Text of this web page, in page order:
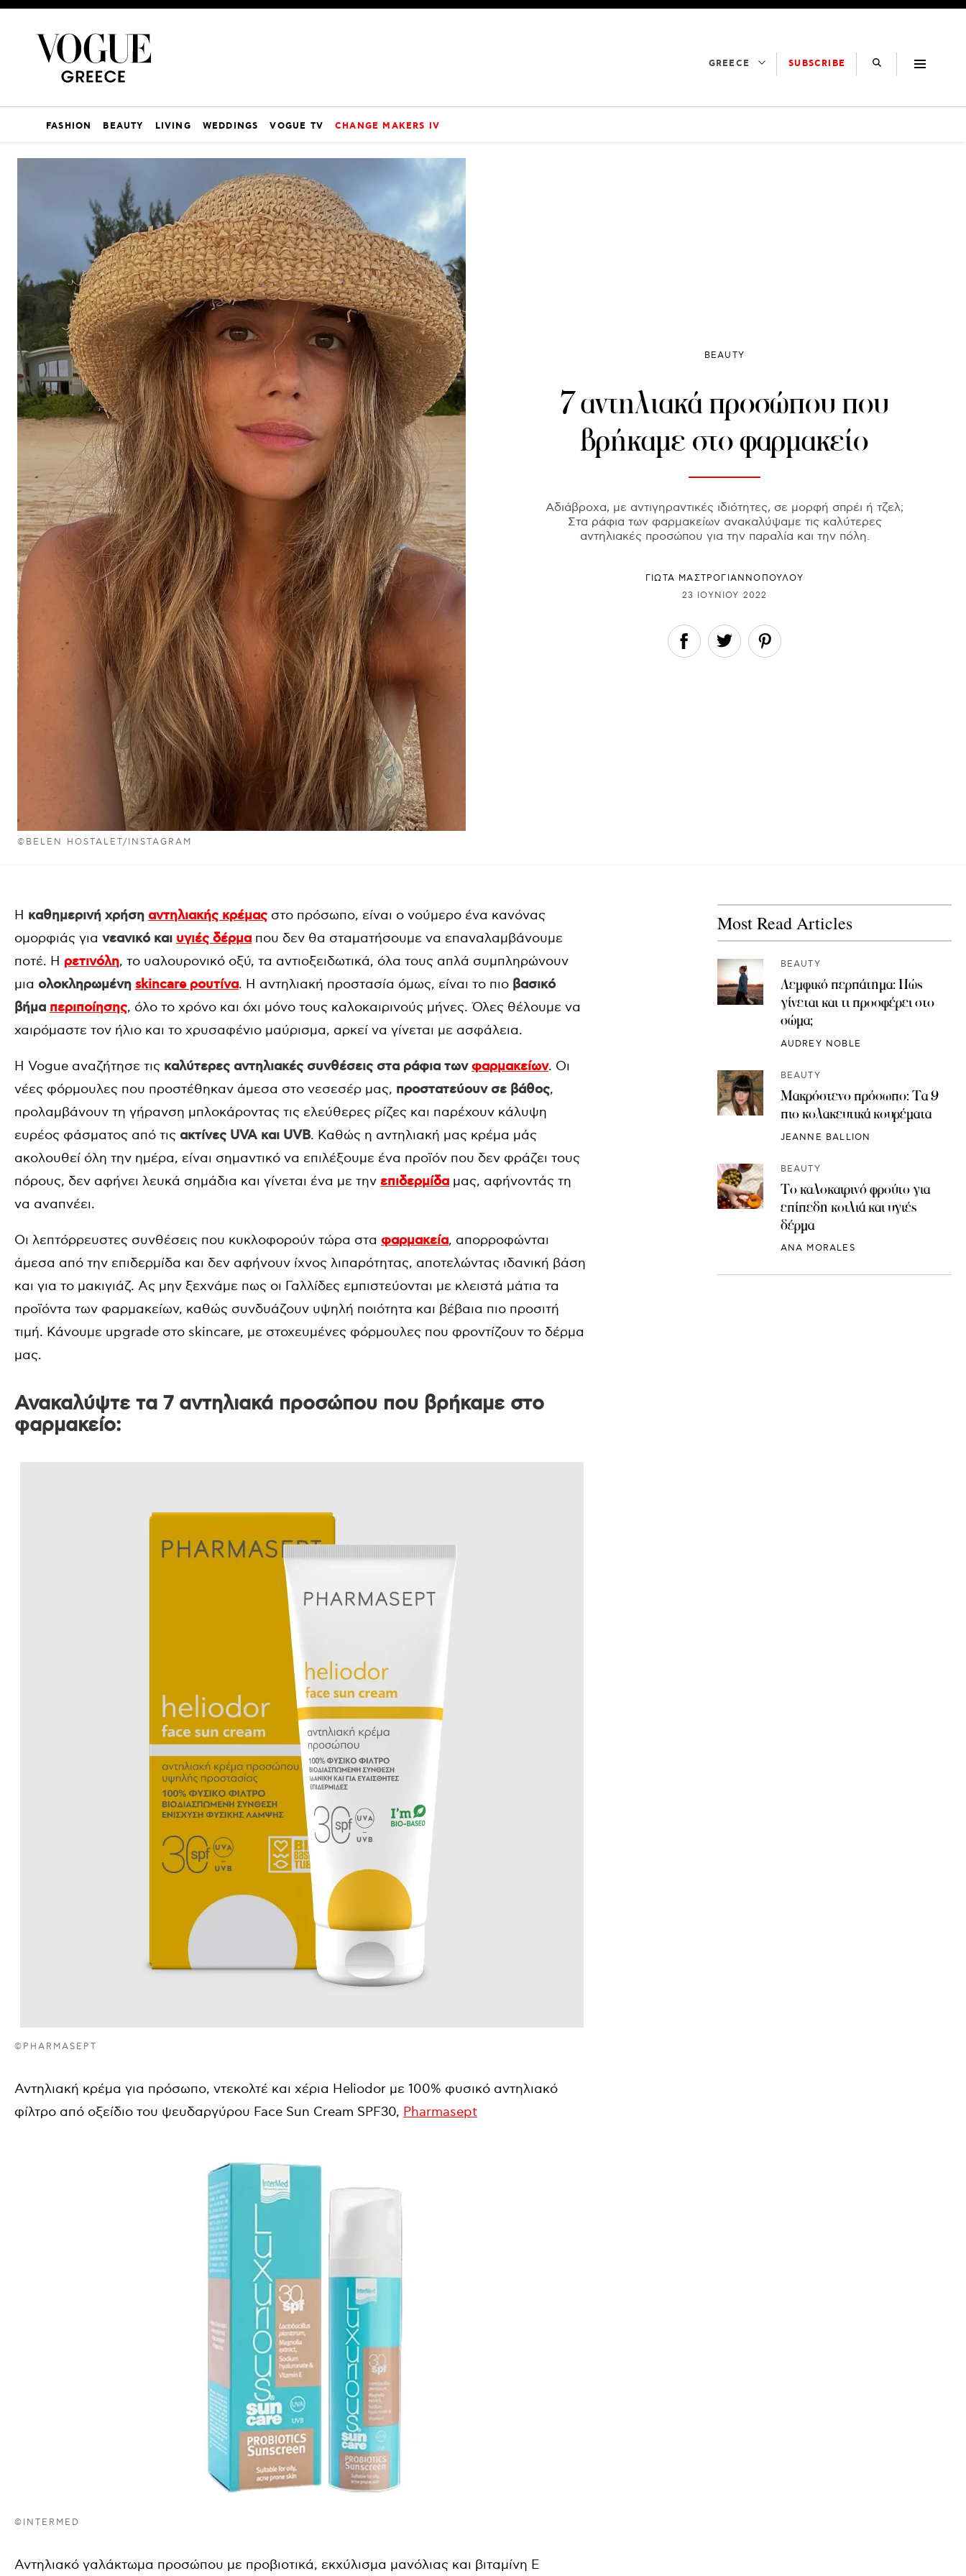
GREECE SUBSCRIBE
FASHION BEAUTY LIVING WEDDINGS VOGUE TV CHANGE MAKERS IV
©BELEN HOSTALET/INSTAGRAM
BEAUTY
7 αντηλιακά προσώπου που
βρήκαμε στο φαρμακείο
Αδιάβροχα, με αντιγηραντικές ιδιότητες, σε μορφή σπρέι ή τζελ;
Στα ράφια των φαρμακείων ανακαλύψαμε τις καλύτερες
αντηλιακές προσώπου για την παραλία και την πόλη.
ΓΙΩΤΑ ΜΑΣΤΡΟΓΙΑΝΝΟΠΟΥΛΟΥ
23 ΙΟΥΝΊΟΥ 2022
Η καθημερινή χρήση αντηλιακής κρέμας στο πρόσωπο, είναι ο νούμερο ένα κανόνας
ομορφιάς για νεανικό και υγιές δέρμα που δεν θα σταματήσουμε να επαναλαμβάνουμε
ποτέ. Η ρετινόλη, το υαλουρονικό οξύ, τα αντιοξειδωτικά, όλα τους απλά συμπληρώνουν
μια ολοκληρωμένη skincare ρουτίνα. Η αντηλιακή προστασία όμως, είναι το πιο βασικό
βήμα περιποίησης, όλο το χρόνο και όχι μόνο τους καλοκαιρινούς μήνες. Όλες θέλουμε να
χαιρόμαστε τον ήλιο και το χρυσαφένιο μαύρισμα, αρκεί να γίνεται με ασφάλεια.
Η Vogue αναζήτησε τις καλύτερες αντηλιακές συνθέσεις στα ράφια τωνφαρμακείων. Οι
νέες φόρμουλες που προστέθηκαν άμεσα στο νεσεσέρ μας, προστατεύουν σε βάθος,
προλαμβάνουν τη γήρανση μπλοκάροντας τις ελεύθερες ρίζες και παρέχουν κάλυψη
ευρέος φάσματος από τις ακτίνες UVA και UVB. Καθώς η αντηλιακή μας κρέμα μάς
ακολουθεί όλη την ημέρα, είναι σημαντικό να επιλέξουμε ένα προϊόν που δεν φράζει τους
πόρους, δεν αφήνει λευκά σημάδια και γίνεται ένα με την επιδερμίδα μας, αφήνοντάς τη
να αναπνέει.
Οι λεπτόρρευστες συνθέσεις που κυκλοφορούν τώρα στα φαρμακεία, απορροφώνται
άμεσα από την επιδερμίδα και δεν αφήνουν ίχνος λιπαρότητας, αποτελώντας ιδανική βάση
και για το μακιγιάζ. Ας μην ξεχνάμε πως οι Γαλλίδες εμπιστεύονται με κλειστά μάτια τα
προϊόντα των φαρμακείων, καθώς συνδυάζουν υψηλή ποιότητα και βέβαια πιο προσιτή
τιμή. Κάνουμε upgrade στο skincare, με στοχευμένες φόρμουλες που φροντίζουν το δέρμα
μας.
Ανακαλύψτε τα 7 αντηλιακά προσώπου που βρήκαμε στο
φαρμακείο:
©PHARMASEPT
Αντηλιακή κρέμα για πρόσωπο, ντεκολτέ και χέρια Heliodor με 100% φυσικό αντηλιακό
φίλτρο από οξείδιο του ψευδαργύρου Face Sun Cream SPF30, Pharmasept
©INTERMED
Αντηλιακό γαλάκτωμα προσώπου με προβιοτικά, εκχύλισμα μανόλιας και βιταμίνη Ε
Most Read Articles
BEAUTY
Λεμφικό περπάτημα: Πώς
γίνεται και τι προσφέρει στο
σώμα;
AUDREY NOBLE
BEAUTY
Μακρόστενο πρόσωπο: Τα 9
πιο κολακευτικά κουρέματα
JEANNE BALLION
BEAUTY
Το καλοκαιρινό φρούτο για
επίπεδη κοιλιά και υγιές
δέρμα
ANA MORALES